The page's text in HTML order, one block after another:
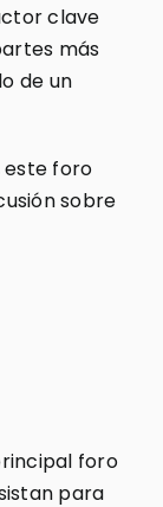
clave
más
de un
este foro
sobre
foro
para